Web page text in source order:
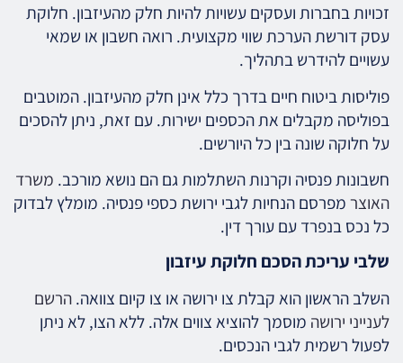
זכויות בחברות ועסקים עשויות להיות חלק מהעיזבון. חלוקת
עסק דורשת הערכת שווי מקצועית. רואה חשבון או שמאי
עשויים להידרש בתהליך.
פוליסות ביטוח חיים בדרך כלל אינן חלק מהעיזבון. המוטבים
בפוליסה מקבלים את הכספים ישירות. עם זאת, ניתן להסכים
על חלוקה שונה בין כל היורשים.
חשבונות פנסיה וקרנות השתלמות גם הם נושא מורכב. משרד
האוצרמפרסם הנחיות לגבי ירושת כספי פנסיה. מומלץ לבדוק
כל נכס בנפרד עם עורך דין.
שלבי עריכת הסכם חלוקת עיזבון
השלב הראשון הוא קבלת צו ירושה או צו קיום צוואה.הרשם
לענייני ירושה מוסמך להוציא צווים אלה. ללא הצו, לא ניתן
לפעול רשמית לגבי הנכסים.